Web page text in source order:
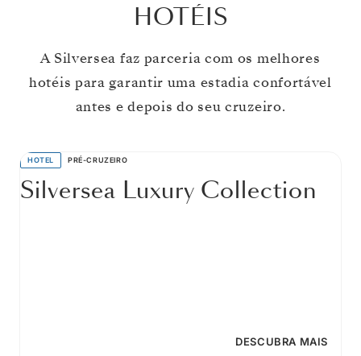
HOTÉIS
A Silversea faz parceria com os melhores
hotéis para garantir uma estadia confortável
antes e depois do seu cruzeiro.
HOTEL PRÉ-CRUZEIRO
Silversea Luxury Collection
DESCUBRA MAIS